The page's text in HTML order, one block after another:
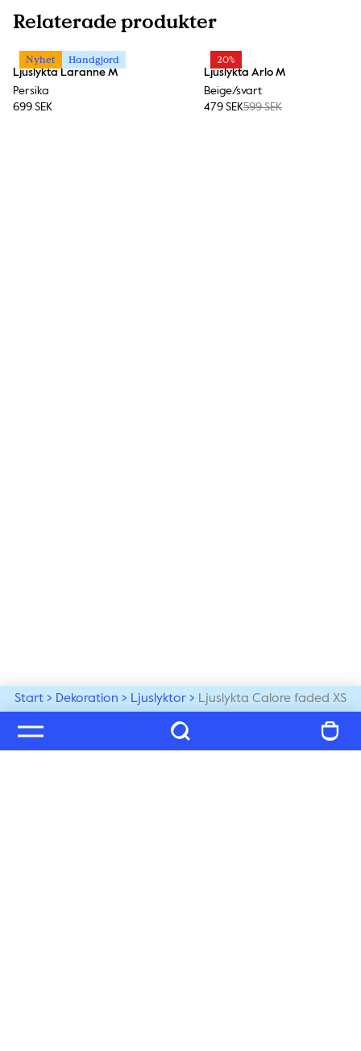
Relaterade produkter
Nyhet Handgjord
Ljuslykta Laranne M
Persika
699 SEK
20%
Ljuslykta Arlo M
Beige/svart
479 SEK599 SEK
Start Dekoration Ljuslyktor Ljuslykta Calore faded XS